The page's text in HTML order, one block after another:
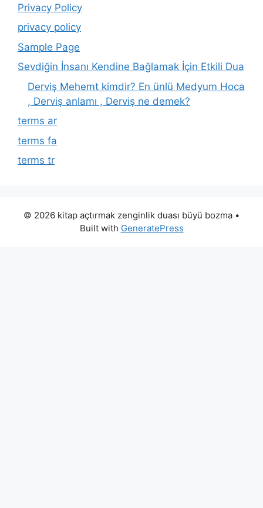
Privacy Policy
privacy policy
Sample Page
Sevdiğin İnsanı Kendine Bağlamak İçin Etkili Dua
Derviş Mehemt kimdir? En ünlü Medyum Hoca
, Derviş anlamı , Derviş ne demek?
terms ar
terms fa
terms tr
© 2026 kitap açtırmak zenginlik duası büyü bozma •
Built with GeneratePress